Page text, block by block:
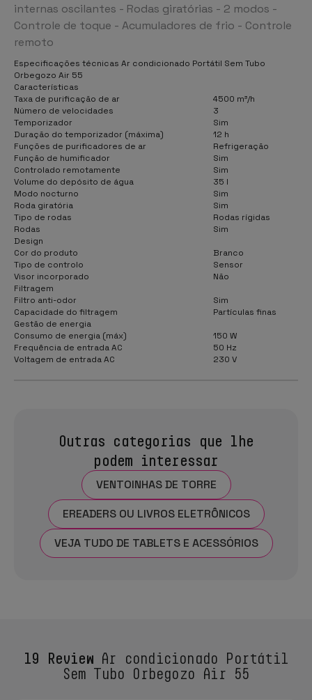
internas oscilantes - Rodas giratórias - 2 modos -
Controle de toque - Acumuladores de frio - Controle
remoto
Especificações técnicas Ar condicionado Portátil Sem Tubo
Orbegozo Air 55
Características
Taxa de purificação de ar
4500 m³/h
Número de velocidades
3
Temporizador
Sim
Duração do temporizador (máxima)
12 h
Funções de purificadores de ar
Refrigeração
Função de humificador
Sim
Controlado remotamente
Sim
Volume do depósito de água
35 l
Modo nocturno
Sim
Roda giratória
Sim
Tipo de rodas
Rodas rígidas
Rodas
Sim
Design
Cor do produto
Branco
Tipo de controlo
Sensor
Visor incorporado
Não
Filtragem
Filtro anti-odor
Sim
Capacidade do filtragem
Partículas finas
Gestão de energia
Consumo de energia (máx)
150 W
Frequência de entrada AC
50 Hz
Voltagem de entrada AC
230 V
Outras categorias que lhe
podem interessar
VENTOINHAS DE TORRE
EREADERS OU LIVROS ELETRÔNICOS
VEJA TUDO DE TABLETS E ACESSÓRIOS
19 ReviewAr condicionado Portátil
Sem Tubo Orbegozo Air 55